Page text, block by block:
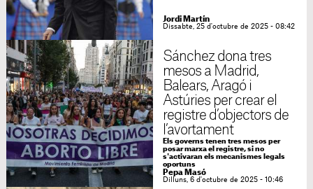
Jordi Martín
Dissabte, 25 d'octubre de 2025 - 08:42
Sánchez dona tres
mesos a Madrid,
Balears, Aragó i
Astúries per crear el
registre d’objectors de
l’avortament
Els governs tenen tres mesos per
posar marxa el registre, si no
s'activaran els mecanismes legals
oportuns
Pepa Masó
Dilluns, 6 d'octubre de 2025 - 10:46